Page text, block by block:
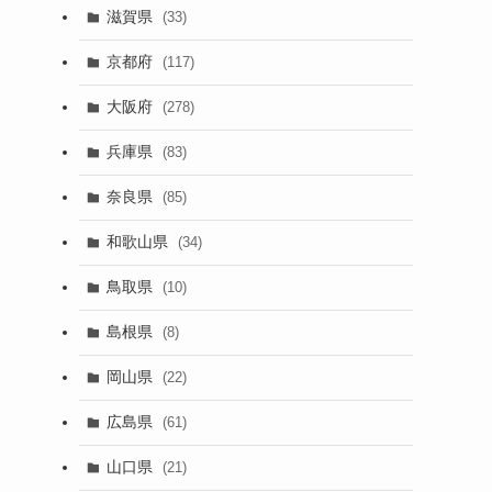
滋賀県 (33)
京都府 (117)
大阪府 (278)
兵庫県 (83)
奈良県 (85)
和歌山県 (34)
鳥取県 (10)
島根県 (8)
岡山県 (22)
広島県 (61)
山口県 (21)